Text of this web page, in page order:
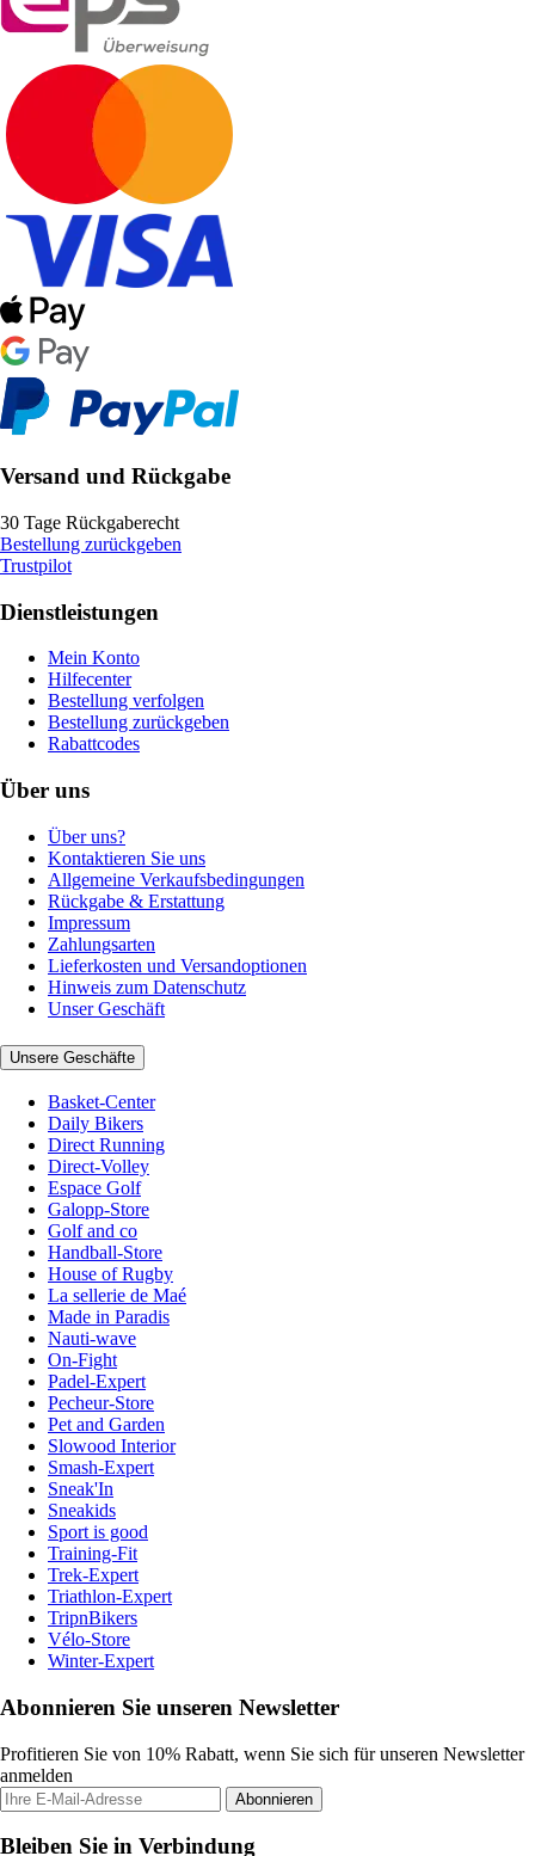
Versand und Rückgabe
30 Tage Rückgaberecht
Bestellung zurückgeben
Trustpilot
Dienstleistungen
Mein Konto
Hilfecenter
Bestellung verfolgen
Bestellung zurückgeben
Rabattcodes
Über uns
Über uns?
Kontaktieren Sie uns
Allgemeine Verkaufsbedingungen
Rückgabe & Erstattung
Impressum
Zahlungsarten
Lieferkosten und Versandoptionen
Hinweis zum Datenschutz
Unser Geschäft
Unsere Geschäfte
Basket-Center
Daily Bikers
Direct Running
Direct-Volley
Espace Golf
Galopp-Store
Golf and co
Handball-Store
House of Rugby
La sellerie de Maé
Made in Paradis
Nauti-wave
On-Fight
Padel-Expert
Pecheur-Store
Pet and Garden
Slowood Interior
Smash-Expert
Sneak'In
Sneakids
Sport is good
Training-Fit
Trek-Expert
Triathlon-Expert
TripnBikers
Vélo-Store
Winter-Expert
Abonnieren Sie unseren Newsletter
Profitieren Sie von 10% Rabatt, wenn Sie sich für unseren Newsletter
anmelden
Abonnieren
Bleiben Sie in Verbindung